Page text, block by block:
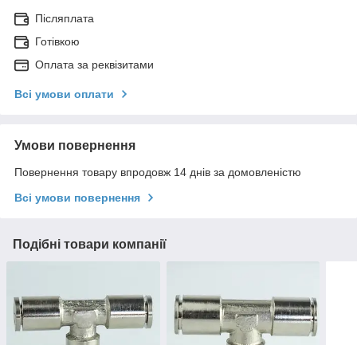
Післяплата
Готівкою
Оплата за реквізитами
Всі умови оплати
Умови повернення
Повернення товару впродовж 14 днів за домовленістю
Всі умови повернення
Подібні товари компанії